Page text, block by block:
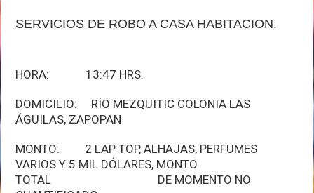
SERVICIOS DE ROBO A CASA HABITACION.
HORA: 13:47 HRS.
DOMICILIO: RÍO MEZQUITIC COLONIA LAS
ÁGUILAS, ZAPOPAN
MONTO: 2 LAP TOP, ALHAJAS, PERFUMES
VARIOS Y 5 MIL DÓLARES, MONTO
TOTAL DE MOMENTO NO